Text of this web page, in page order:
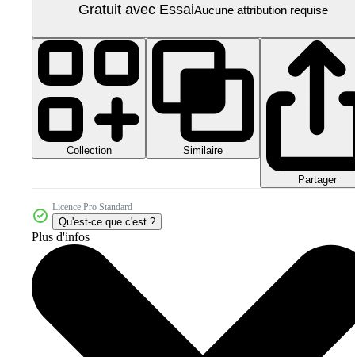
Gratuit avec EssaiAucune attribution requise
Collection Similaire
Partager
Licence Pro Standard
Qu'est-ce que c'est ?
Plus d'infos